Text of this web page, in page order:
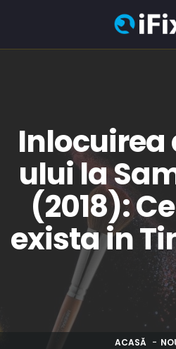
ului la
(2018):
exista in
ACASĂ